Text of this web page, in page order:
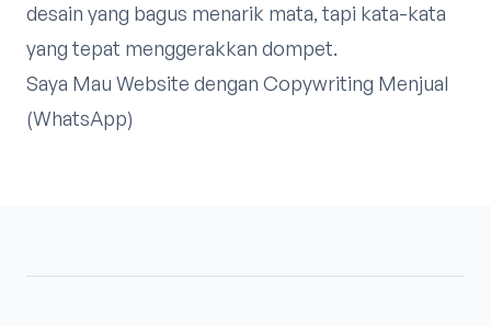
desain yang bagus menarik mata, tapi kata-kata
yang tepat menggerakkan dompet.
Saya Mau Website dengan Copywriting Menjual
(WhatsApp)